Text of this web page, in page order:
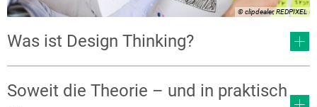
© clipdealer, REDPIXEL
Was ist Design Thinking?
Soweit die Theorie – und in praktisch